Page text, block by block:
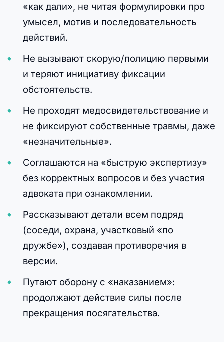
«как дали», не читая формулировки про
умысел, мотив и последовательность
действий.
Не вызывают скорую/полицию первыми
и теряют инициативу фиксации
обстоятельств.
Не проходят медосвидетельствование и
не фиксируют собственные травмы, даже
«незначительные».
Соглашаются на «быструю экспертизу»
без корректных вопросов и без участия
адвоката при ознакомлении.
Рассказывают детали всем подряд
(соседи, охрана, участковый «по
дружбе»), создавая противоречия в
версии.
Путают оборону с «наказанием»:
продолжают действие силы после
прекращения посягательства.